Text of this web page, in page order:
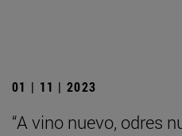
01 | 11 | 2023
“A vino nuevo, odres